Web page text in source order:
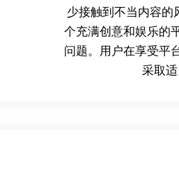
少接触到不当内容的
个充满创意和娱乐的
问题。用户在享受平
采取